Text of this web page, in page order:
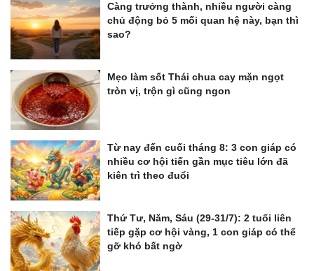
Càng trưởng thành, nhiều người càng
chủ động bỏ 5 mối quan hệ này, bạn thì
sao?
Mẹo làm sốt Thái chua cay mặn ngọt
tròn vị, trộn gì cũng ngon
Từ nay đến cuối tháng 8: 3 con giáp có
nhiều cơ hội tiến gần mục tiêu lớn đã
kiên trì theo đuổi
Thứ Tư, Năm, Sáu (29-31/7): 2 tuổi liên
tiếp gặp cơ hội vàng, 1 con giáp có thể
gỡ khó bất ngờ